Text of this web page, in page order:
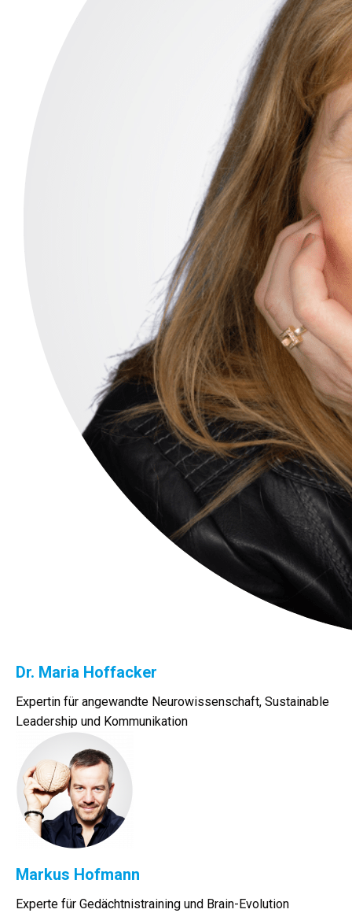
Dr. Maria Hoffacker
Expertin für angewandte Neurowissenschaft, Sustainable
Leadership und Kommunikation
Markus Hofmann
Experte für Gedächtnistraining und Brain-Evolution